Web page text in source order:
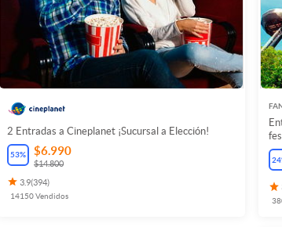
2 Entradas a Cineplanet ¡Sucursal a Elección!
53% $6.990
$14.800
3.9(394)
14150Vendidos
24